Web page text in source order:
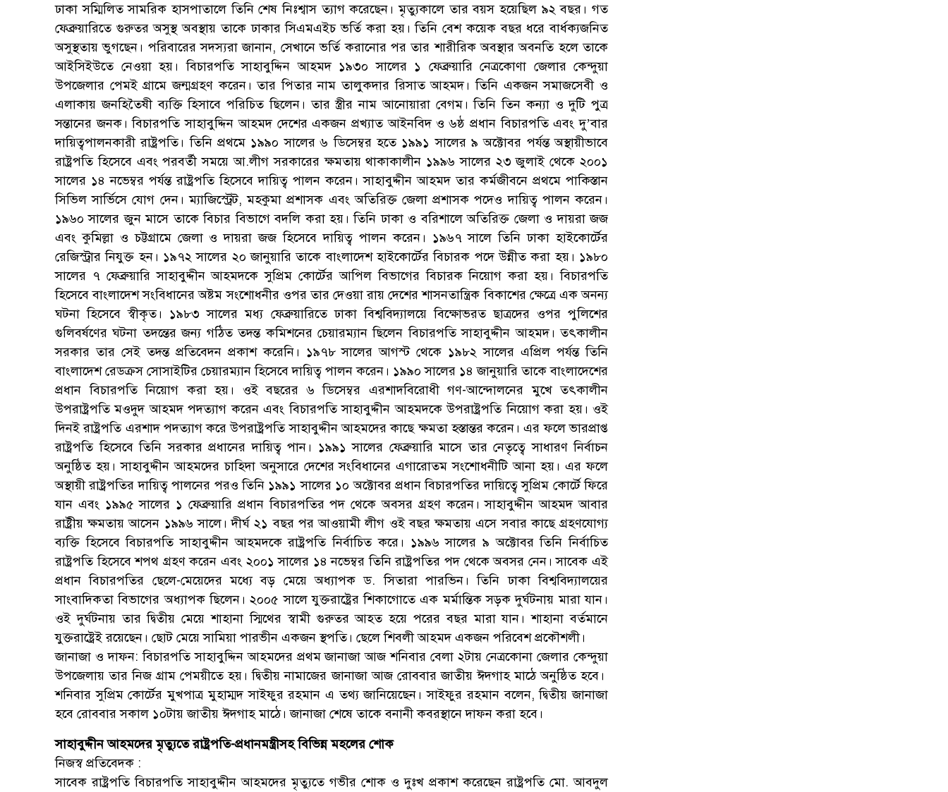
ঢাকা সম্মিলিত সামরিক হাসপাতালে তিনি শেষ নিঃশ্বাস ত্যাগ করেছেন। মৃত্যুকালে তার বয়স হয়েছিল ৯২ বছর। গত
ফেব্রুয়ারিতে গুরুতর অসুস্থ অবস্থায় তাকে ঢাকার সিএমএইচ ভর্তি করা হয়। তিনি বেশ কয়েক বছর ধরে বার্ধক্যজনিত
অসুস্থতায় ভুগছেন। পরিবারের সদস্যরা জানান, সেখানে ভর্তি করানোর পর তার শারীরিক অবস্থার অবনতি হলে তাকে
আইসিইউতে নেওয়া হয়। বিচারপতি সাহাবুদ্দিন আহমদ ১৯৩০ সালের ১ ফেব্রুয়ারি নেত্রকোণা জেলার কেন্দুয়া
উপজেলার পেমই গ্রামে জন্মগ্রহণ করেন। তার পিতার নাম তালুকদার রিসাত আহমদ। তিনি একজন সমাজসেবী ও
এলাকায় জনহিতৈষী ব্যক্তি হিসাবে পরিচিত ছিলেন। তার স্ত্রীর নাম আনোয়ারা বেগম। তিনি তিন কন্যা ও দুটি পুত্র
সন্তানের জনক। বিচারপতি সাহাবুদ্দিন আহমদ দেশের একজন প্রখ্যাত আইনবিদ ও ৬ষ্ঠ প্রধান বিচারপতি এবং দু’বার
দায়িত্বপালনকারী রাষ্ট্রপতি। তিনি প্রথমে ১৯৯০ সালের ৬ ডিসেম্বর হতে ১৯৯১ সালের ৯ অক্টোবর পর্যন্ত অস্থায়ীভাবে
রাষ্ট্রপতি হিসেবে এবং পরবর্তী সময়ে আ.লীগ সরকারের ক্ষমতায় থাকাকালীন ১৯৯৬ সালের ২৩ জুলাই থেকে ২০০১
সালের ১৪ নভেম্বর পর্যন্ত রাষ্ট্রপতি হিসেবে দায়িত্ব পালন করেন। সাহাবুদ্দীন আহমদ তার কর্মজীবনে প্রথমে পাকিস্তান
সিভিল সার্ভিসে যোগ দেন। ম্যাজিস্ট্রেট, মহকুমা প্রশাসক এবং অতিরিক্ত জেলা প্রশাসক পদেও দায়িত্ব পালন করেন।
১৯৬০ সালের জুন মাসে তাকে বিচার বিভাগে বদলি করা হয়। তিনি ঢাকা ও বরিশালে অতিরিক্ত জেলা ও দায়রা জজ
এবং কুমিল্লা ও চট্টগ্রামে জেলা ও দায়রা জজ হিসেবে দায়িত্ব পালন করেন। ১৯৬৭ সালে তিনি ঢাকা হাইকোর্টের
রেজিস্ট্রার নিযুক্ত হন। ১৯৭২ সালের ২০ জানুয়ারি তাকে বাংলাদেশ হাইকোর্টের বিচারক পদে উন্নীত করা হয়। ১৯৮০
সালের ৭ ফেব্রুয়ারি সাহাবুদ্দীন আহমদকে সুপ্রিম কোর্টের আপিল বিভাগের বিচারক নিয়োগ করা হয়। বিচারপতি
হিসেবে বাংলাদেশ সংবিধানের অষ্টম সংশোধনীর ওপর তার দেওয়া রায় দেশের শাসনতান্ত্রিক বিকাশের ক্ষেত্রে এক অনন্য
ঘটনা হিসেবে স্বীকৃত। ১৯৮৩ সালের মধ্য ফেব্রুয়ারিতে ঢাকা বিশ্ববিদ্যালয়ে বিক্ষোভরত ছাত্রদের ওপর পুলিশের
গুলিবর্ষণের ঘটনা তদন্তের জন্য গঠিত তদন্ত কমিশনের চেয়ারম্যান ছিলেন বিচারপতি সাহাবুদ্দীন আহমদ। তৎকালীন
সরকার তার সেই তদন্ত প্রতিবেদন প্রকাশ করেনি। ১৯৭৮ সালের আগস্ট থেকে ১৯৮২ সালের এপ্রিল পর্যন্ত তিনি
বাংলাদেশ রেডক্রস সোসাইটির চেয়ারম্যান হিসেবে দায়িত্ব পালন করেন। ১৯৯০ সালের ১৪ জানুয়ারি তাকে বাংলাদেশের
প্রধান বিচারপতি নিয়োগ করা হয়। ওই বছরের ৬ ডিসেম্বর এরশাদবিরোধী গণ-আন্দোলনের মুখে তৎকালীন
উপরাষ্ট্রপতি মওদুদ আহমদ পদত্যাগ করেন এবং বিচারপতি সাহাবুদ্দীন আহমদকে উপরাষ্ট্রপতি নিয়োগ করা হয়। ওই
দিনই রাষ্ট্রপতি এরশাদ পদত্যাগ করে উপরাষ্ট্রপতি সাহাবুদ্দীন আহমদের কাছে ক্ষমতা হস্তান্তর করেন। এর ফলে ভারপ্রাপ্ত
রাষ্ট্রপতি হিসেবে তিনি সরকার প্রধানের দায়িত্ব পান। ১৯৯১ সালের ফেব্রুয়ারি মাসে তার নেতৃত্বে সাধারণ নির্বাচন
অনুষ্ঠিত হয়। সাহাবুদ্দীন আহমদের চাহিদা অনুসারে দেশের সংবিধানের এগারোতম সংশোধনীটি আনা হয়। এর ফলে
অস্থায়ী রাষ্ট্রপতির দায়িত্ব পালনের পরও তিনি ১৯৯১ সালের ১০ অক্টোবর প্রধান বিচারপতির দায়িত্বে সুপ্রিম কোর্টে ফিরে
যান এবং ১৯৯৫ সালের ১ ফেব্রুয়ারি প্রধান বিচারপতির পদ থেকে অবসর গ্রহণ করেন। সাহাবুদ্দীন আহমদ আবার
রাষ্ট্রীয় ক্ষমতায় আসেন ১৯৯৬ সালে। দীর্ঘ ২১ বছর পর আওয়ামী লীগ ওই বছর ক্ষমতায় এসে সবার কাছে গ্রহণযোগ্য
ব্যক্তি হিসেবে বিচারপতি সাহাবুদ্দীন আহমদকে রাষ্ট্রপতি নির্বাচিত করে। ১৯৯৬ সালের ৯ অক্টোবর তিনি নির্বাচিত
রাষ্ট্রপতি হিসেবে শপথ গ্রহণ করেন এবং ২০০১ সালের ১৪ নভেম্বর তিনি রাষ্ট্রপতির পদ থেকে অবসর নেন। সাবেক এই
প্রধান বিচারপতির ছেলে-মেয়েদের মধ্যে বড় মেয়ে অধ্যাপক ড. সিতারা পারভিন। তিনি ঢাকা বিশ্ববিদ্যালয়ের
সাংবাদিকতা বিভাগের অধ্যাপক ছিলেন। ২০০৫ সালে যুক্তরাষ্ট্রের শিকাগোতে এক মর্মান্তিক সড়ক দুর্ঘটনায় মারা যান।
ওই দুর্ঘটনায় তার দ্বিতীয় মেয়ে শাহানা স্মিথের স্বামী গুরুতর আহত হয়ে পরের বছর মারা যান। শাহানা বর্তমানে
যুক্তরাষ্ট্রেই রয়েছেন। ছোট মেয়ে সামিয়া পারভীন একজন স্থপতি। ছেলে শিবলী আহমদ একজন পরিবেশ প্রকৌশলী।
জানাজা ও দাফন: বিচারপতি সাহাবুদ্দিন আহমদের প্রথম জানাজা আজ শনিবার বেলা ২টায় নেত্রকোনা জেলার কেন্দুয়া
উপজেলায় তার নিজ গ্রাম পেময়ীতে হয়। দ্বিতীয় নামাজের জানাজা আজ রোববার জাতীয় ঈদগাহ মাঠে অনুষ্ঠিত হবে।
শনিবার সুপ্রিম কোর্টের মুখপাত্র মুহাম্মদ সাইফুর রহমান এ তথ্য জানিয়েছেন। সাইফুর রহমান বলেন, দ্বিতীয় জানাজা
হবে রোববার সকাল ১০টায় জাতীয় ঈদগাহ মাঠে। জানাজা শেষে তাকে বনানী কবরস্থানে দাফন করা হবে।
সাহাবুদ্দীন আহমদের মৃত্যুতে রাষ্ট্রপতি-প্রধানমন্ত্রীসহ বিভিন্ন মহলের শোক
নিজস্ব প্রতিবেদক :
সাবেক রাষ্ট্রপতি বিচারপতি সাহাবুদ্দীন আহমদের মৃত্যুতে গভীর শোক ও দুঃখ প্রকাশ করেছেন রাষ্ট্রপতি মো. আবদুল